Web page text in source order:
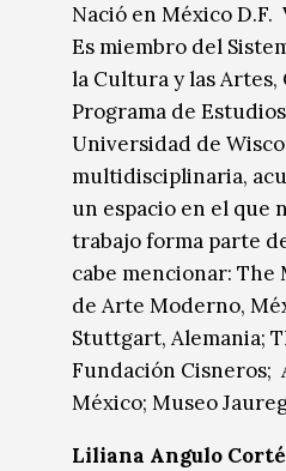
Nació en México D.F.
Es miembro del
la Cultura y las
Programa de
Universidad de
multidisciplinaria,
un espacio en el que
trabajo forma parte
cabe mencionar:
de Arte Moderno,
Stuttgart, Alemania;
Fundación Cisneros;
México; Museo
Liliana Angulo